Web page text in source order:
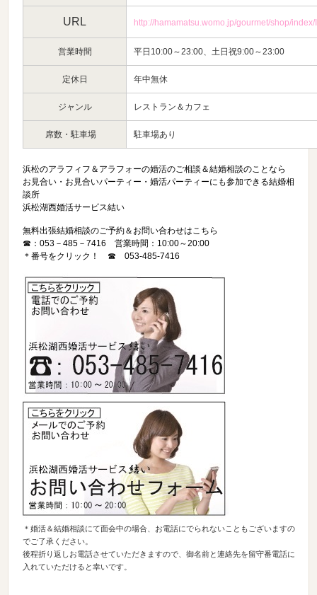
URL http://hamamatsu.womo.jp/gourmet/shop/
営業時間 平日10:00～23:00、土日祝9:00～23:00
定休日 年中無休
ジャンル レストラン＆カフェ
席数・駐車場 駐車場あり
浜松のアラフィフ＆アラフォーの婚活のご相談＆結婚相談のことなら
お見合い・お見合いパーティー・婚活パーティーにも参加できる結婚相
談所
浜松湖西婚活サービス結い
無料出張結婚相談のご予約＆お問い合わせはこちら
☎：053－485－7416 営業時間：10:00～20:00
＊番号をクリック！ ☎053-485-7416
＊婚活＆結婚相談にて面会中の場合、お電話にでられないこともございますの
でご了承ください。
後程折り返しお電話させていただきますので、御名前と連絡先を留守番電話に
入れていただけると幸いです。